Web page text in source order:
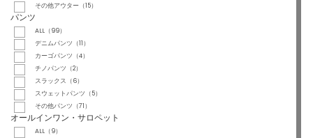
その他アウター（15）
パンツ
ALL（99）
デニムパンツ（11）
カーゴパンツ（4）
チノパンツ（2）
スラックス（6）
スウェットパンツ（5）
その他パンツ（71）
オールインワン・サロペット
ALL（9）